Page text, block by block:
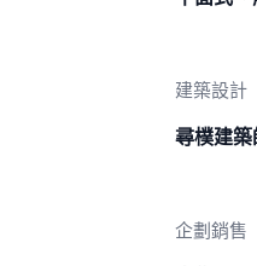
建築設計
尋樸建築
企劃銷售